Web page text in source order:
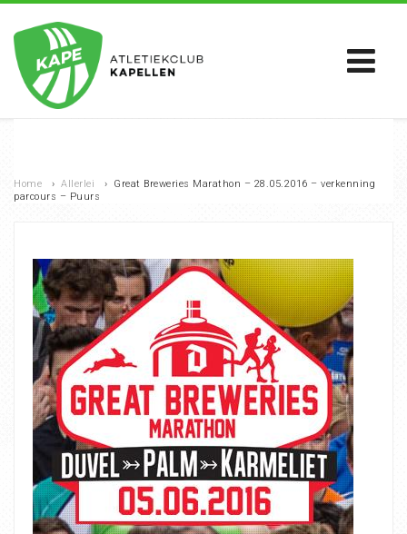
Home › Allerlei › Great Breweries Marathon – 28.05.2016 – verkenning
parcours – Puurs